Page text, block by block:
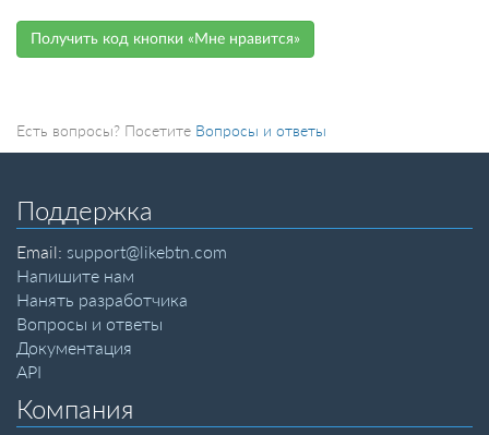
Получить код кнопки «Мне нравится»
Есть вопросы? Посетите Вопросы и ответы
Поддержка
Email: support@likebtn.com
Напишите нам
Нанять разработчика
Вопросы и ответы
Документация
API
Компания